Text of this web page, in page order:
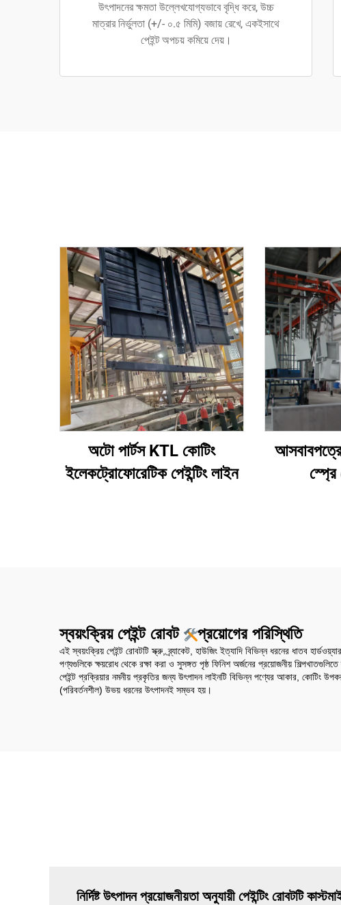
উৎপাদনের ক্ষমতা উল্লেখযোগ্যভাবে বৃদ্ধি করে, উচ্চ
মাত্রার নির্ভুলতা (+/- ০.৫ মিমি) বজায় রেখে, একইসাথে
পেইন্ট অপচয় কমিয়ে দেয়।
অটো পার্টস KTL কোটিং
ইলেকট্রোফোরেটিক পেইন্টিং লাইন
স্প্রে
স্বয়ংক্রিয় পেইন্ট রোবট প্রয়োগের পরিস্থিতি
এই স্বয়ংক্রিয় পেইন্ট রোবটটি স্ক্রু, ব্র্যাকেট, হাউজিং ইত্যাদি বিভিন্ন ধরনের ধাতব
পণ্যগুলিকে ক্ষয়রোধ থেকে রক্ষা করা ও সুসঙ্গত পৃষ্ঠ ফিনিশ অর্জনের প্রয়োজনীয়
পেইন্ট প্রক্রিয়ার নমনীয় প্রকৃতির জন্য উৎপাদন লাইনটি বিভিন্ন পণ্যের আকার, কোটিং
(পরিবর্তনশীল) উভয় ধরনের উৎপাদনই সম্ভব হয়।
নির্দিষ্ট উৎপাদন প্রয়োজনীয়তা অনুযায়ী পেইন্টিং রোবটটি